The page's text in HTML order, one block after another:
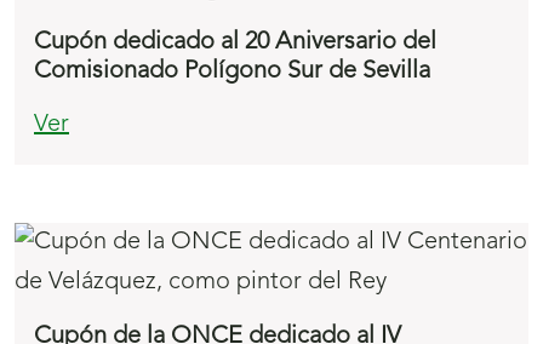
Cupón dedicado al 20 Aniversario del
Comisionado Polígono Sur de Sevilla
Ver
Cupón de la ONCE dedicado al IV